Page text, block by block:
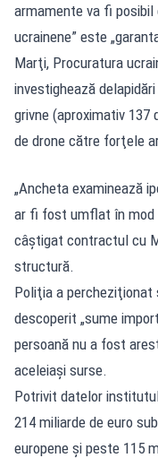
armamente va fi posibil
ucrainene” este
Marţi, Procuratura
investighează
grivne (aproximativ 137
de drone către forţele
„Ancheta examinează
ar fi fost umflat în mod
câştigat contractul cu
structură.
Poliţia a percheziţionat
descoperit „sume
persoană nu a fost
aceleiaşi surse.
Potrivit datelor
214 miliarde de euro
europene şi peste 115